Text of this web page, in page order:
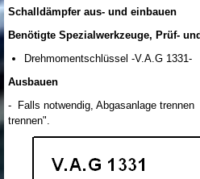
Schalldämpfer aus- und einbauen
Benötigte Spezialwerkzeuge, Prüf-
Drehmomentschlüssel -V.A.G 1331-
Ausbauen
- Falls notwendig, Abgasanlage
trennen".